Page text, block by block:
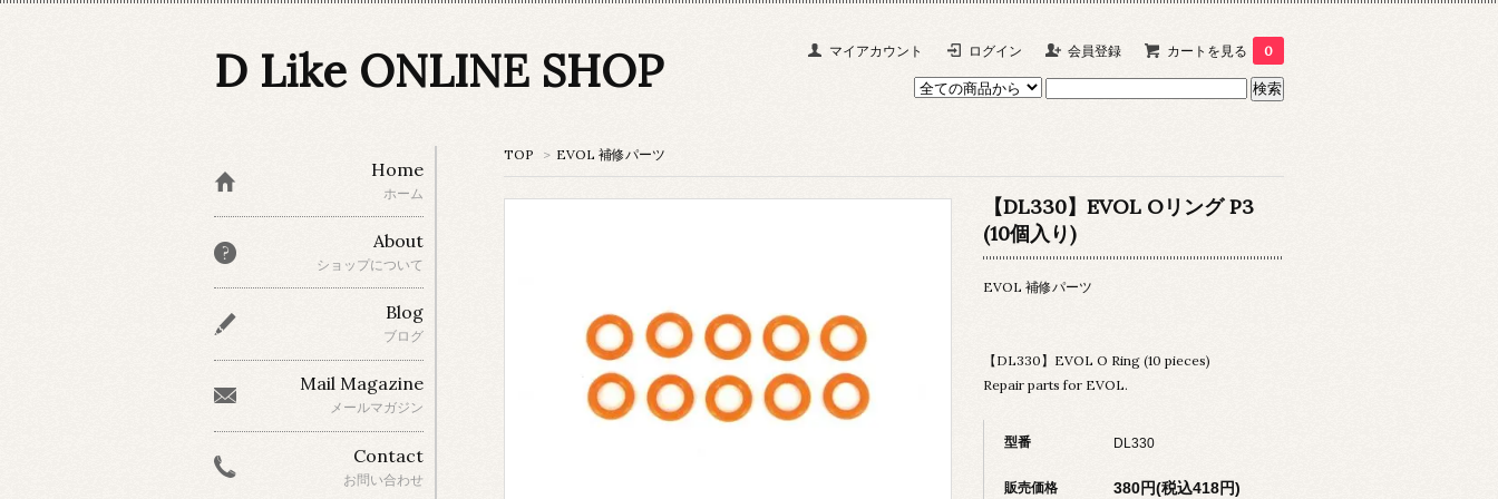
マイアカウント ログイン 会員登録 カートを見る 0
D Like ONLINE SHOP
TOP > EVOL 補修パーツ
【DL330】EVOL Oリング P3
(10個入り)
EVOL 補修パーツ
【DL330】EVOL O Ring (10 pieces)
Repair parts for EVOL.
型番 DL330
販売価格 380円(税込418円)
Home
ホーム
About
ショップについて
Blog
ブログ
Mail Magazine
メールマガジン
Contact
お問い合わせ